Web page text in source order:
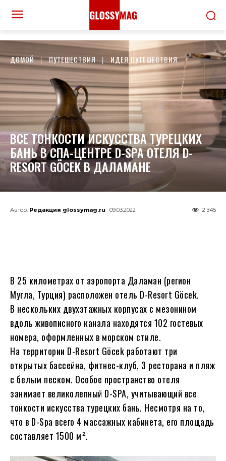
ДОМОЙ ПУТЕШЕСТВИЯ ИДЕЯ ПУТЕШЕСТВИЯ
ВСЕ ТОНКОСТИ ИСКУССТВА ТУРЕЦКИХ
БАНЬ В СПА-ЦЕНТРЕ D-SPA ОТЕЛЯ D-
RESORT GÖCEK В ДАЛАМАНЕ
Автор: Редакция glossymag.ru 09.03.2022 2 345
В 25 километрах от аэропорта Даламан (регион
Мугла, Турция) расположен отель D-Resort Göcek.
В нескольких двухэтажных корпусах с мезонином
вдоль живописного канала находятся 102 гостевых
номера, оформленных в морском стиле.
На территории D-Resort Göcek работают три
открытых бассейна, фитнес-клуб, 3 ресторана и пляж
с белым песком. Особое пространство отеля
занимает великолепный D-SPA, учитывающий все
тонкости искусства турецких бань. Несмотря на то,
что в D-Spa всего 4 массажных кабинета, его площадь
составляет 1500 м².